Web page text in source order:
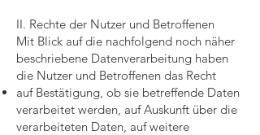
II. Rechte der Nutzer und Betroffenen
Mit Blick auf die nachfolgend noch näher
beschriebene Datenverarbeitung haben
die Nutzer und Betroffenen das Recht
auf Bestätigung, ob sie betreffende Daten
verarbeitet werden, auf Auskunft über die
verarbeiteten Daten, auf weitere